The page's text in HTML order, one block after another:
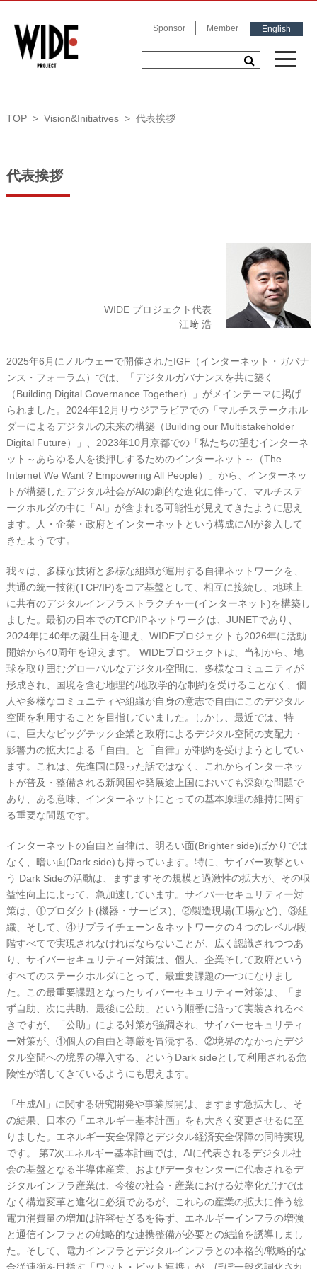
Sponsor Member English
TOP Vision&Initiatives 代表挨拶
代表挨拶
WIDE プロジェクト代表
江﨑 浩
2025年6月にノルウェーで開催されたIGF（インターネット・ガバナ
ンス・フォーラム）では、「デジタルガバナンスを共に築く
（Building Digital Governance Together）」がメインテーマに掲げ
られました。2024年12月サウジアラビアでの「マルチステークホル
ダーによるデジタルの未来の構築（Building our Multistakeholder
Digital Future）」、2023年10月京都での「私たちの望むインターネ
ット～あらゆる人を後押しするためのインターネット～（The
Internet We Want ? Empowering All People）」から、インターネッ
トが構築したデジタル社会がAIの劇的な進化に伴って、マルチステ
ークホルダの中に「AI」が含まれる可能性が見えてきたように思え
ます。人・企業・政府とインターネットという構成にAIが参入して
きたようです。
我々は、多様な技術と多様な組織が運用する自律ネットワークを、
共通の統一技術(TCP/IP)をコア基盤として、相互に接続し、地球上
に共有のデジタルインフラストラクチャー(インターネット)を構築し
ました。最初の日本でのTCP/IPネットワークは、JUNETであり、
2024年に40年の誕生日を迎え、WIDEプロジェクトも2026年に活動
開始から40周年を迎えます。 WIDEプロジェクトは、当初から、地
球を取り囲むグローバルなデジタル空間に、多様なコミュニティが
形成され、国境を含む地理的/地政学的な制約を受けることなく、個
人や多様なコミュニティや組織が自身の意志で自由にこのデジタル
空間を利用することを目指していました。しかし、最近では、特
に、巨大なビッグテック企業と政府によるデジタル空間の支配力・
影響力の拡大による「自由」と「自律」が制約を受けようとしてい
ます。これは、先進国に限った話ではなく、これからインターネッ
トが普及・整備される新興国や発展途上国においても深刻な問題で
あり、ある意味、インターネットにとっての基本原理の維持に関す
る重要な問題です。
インターネットの自由と自律は、明るい面(Brighter side)ばかりでは
なく、暗い面(Dark side)も持っています。特に、サイバー攻撃とい
う Dark Sideの活動は、ますますその規模と過激性の拡大が、その収
益性向上によって、急加速しています。サイバーセキュリティー対
策は、①プロダクト(機器・サービス)、②製造現場(工場など)、③組
織、そして、④サプライチェーン＆ネットワークの４つのレベル/段
階すべてで実現されなければならないことが、広く認識されつつあ
り、サイバーセキュリティー対策は、個人、企業そして政府という
すべてのステークホルダにとって、最重要課題の一つになりまし
た。この最重要課題となったサイバーセキュリティー対策は、「ま
ず自助、次に共助、最後に公助」という順番に沿って実装されるべ
きですが、「公助」による対策が強調され、サイバーセキュリティ
ー対策が、①個人の自由と尊厳を冒涜する、②境界のなかったデジ
タル空間への境界の導入する、というDark sideとして利用される危
険性が増してきているようにも思えます。
「生成AI」に関する研究開発や事業展開は、ますます急拡大し、そ
の結果、日本の「エネルギー基本計画」をも大きく変更させるに至
りました。エネルギー安全保障とデジタル経済安全保障の同時実現
です。 第7次エネルギー基本計画では、AIに代表されるデジタル社
会の基盤となる半導体産業、およびデータセンターに代表されるデ
ジタルインフラ産業は、今後の社会・産業における効率化だけでは
なく構造変革と進化に必須であるが、これらの産業の拡大に伴う総
電力消費量の増加は許容せざるを得ず、エネルギーインフラの増強
と通信インフラとの戦略的な連携整備が必要との結論を誘導しまし
た。そして、電力インフラとデジタルインフラとの本格的/戦略的な